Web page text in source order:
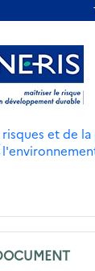
Aller au
risques et de